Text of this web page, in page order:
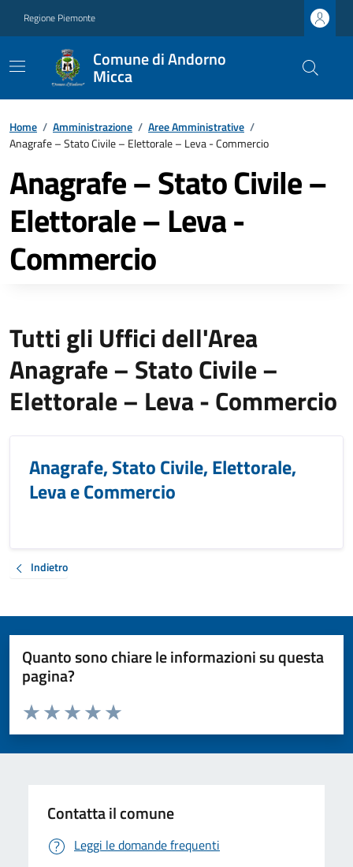
Regione Piemonte
Comune di Andorno
Micca
Home / Amministrazione / Aree Amministrative /
Anagrafe – Stato Civile – Elettorale – Leva - Commercio
Anagrafe – Stato Civile –
Elettorale – Leva -
Commercio
Tutti gli Uffici dell'Area
Anagrafe – Stato Civile –
Elettorale – Leva - Commercio
Anagrafe, Stato Civile, Elettorale,
Leva e Commercio
Indietro
Quanto sono chiare le informazioni su questa
pagina?
Valuta da 1 a 5 stelle la pagina
Valuta 5 stelle su 5
Valuta 4 stelle su 5
Valuta 3 stelle su 5
Valuta 2 stelle su 5
Valuta 1 stelle su 5
Contatta il comune
Leggi le domande frequenti